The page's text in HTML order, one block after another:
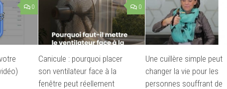
0 0
Canicule : pourquoi placer
son ventilateur face à la
fenêtre peut réellement
Une cuillère simple peut
changer la vie pour les
personnes souffrant de